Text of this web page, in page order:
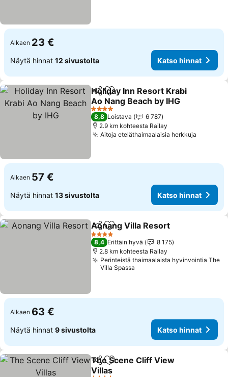
Alkaen 23 €
Näytä hinnat 12 sivustolta Katso hinnat
Jaa Lisää suosikkeihin
Holiday Inn Resort Krabi
Ao Nang Beach by IHG
4 Tähtiluokitus
8,8 Loistava
6 787
2.9 km kohteesta Railay
Aitoja eteläthaimaalaisia herkkuja
Alkaen 57 €
Näytä hinnat 13 sivustolta Katso hinnat
Jaa Lisää suosikkeihin
Aonang Villa Resort
4 Tähtiluokitus
8,4 Erittäin hyvä
8 175
2.8 km kohteesta Railay
Perinteistä thaimaalaista hyvinvointia The
Villa Spassa
Alkaen 63 €
Näytä hinnat 9 sivustolta Katso hinnat
Jaa Lisää suosikkeihin
The Scene Cliff View
Villas